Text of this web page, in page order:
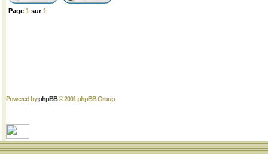
Page 1 sur1
Powered byphpBB© 2001 phpBB Group